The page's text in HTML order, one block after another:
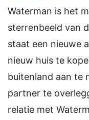
Waterman is het
sterrenbeeld van
staat een nieuwe
nieuw huis te
buitenland aan te
partner te
relatie met